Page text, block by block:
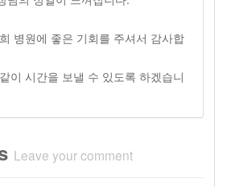
병원에 좋은 기회를 주셔서 감사합
이 시간을 보낼 수 있도록 하겠습니
Leave your comment